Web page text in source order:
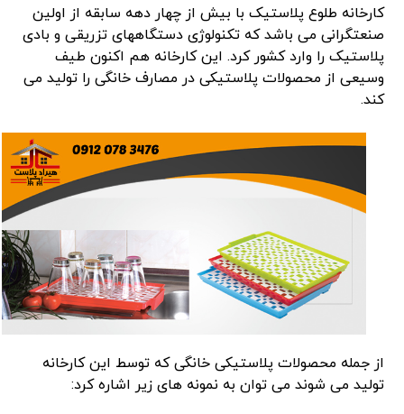
کارخانه طلوع پلاستیک با بیش از چهار دهه سابقه از اولین
صنعتگرانی می باشد که تکنولوژی دستگاههای تزریقی و بادی
پلاستیک را وارد کشور کرد. این کارخانه هم اکنون طیف
وسیعی از محصولات پلاستیکی در مصارف خانگی را تولید می
کند.
از جمله محصولات پلاستیکی خانگی که توسط این کارخانه
تولید می شوند می توان به نمونه های زیر اشاره کرد: